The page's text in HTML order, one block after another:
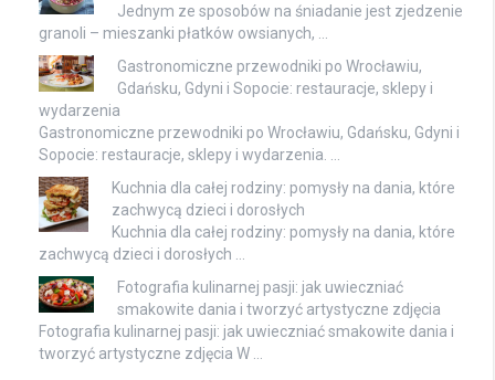
Jednym ze sposobów na śniadanie jest zjedzenie
granoli – mieszanki płatków owsianych, …
Gastronomiczne przewodniki po Wrocławiu,
Gdańsku, Gdyni i Sopocie: restauracje, sklepy i
wydarzenia
Gastronomiczne przewodniki po Wrocławiu, Gdańsku, Gdyni i
Sopocie: restauracje, sklepy i wydarzenia. …
Kuchnia dla całej rodziny: pomysły na dania, które
zachwycą dzieci i dorosłych
Kuchnia dla całej rodziny: pomysły na dania, które
zachwycą dzieci i dorosłych …
Fotografia kulinarnej pasji: jak uwieczniać
smakowite dania i tworzyć artystyczne zdjęcia
Fotografia kulinarnej pasji: jak uwieczniać smakowite dania i
tworzyć artystyczne zdjęcia W …